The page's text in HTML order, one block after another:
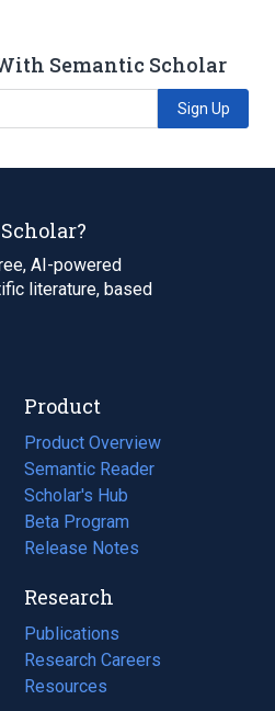
Semantic Scholar
Sign Up
AI-powered
literature, based
Product
Product Overview
Semantic Reader
Scholar's Hub
Beta Program
Release Notes
Research
Publications
(opens
in
a
Research Careers
(opens
in
Resources
(opens